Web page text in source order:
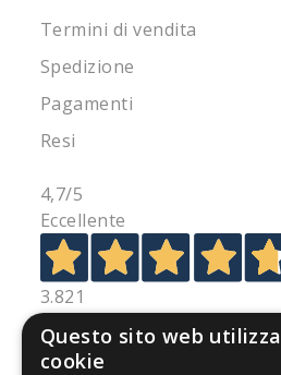
Termini di vendita
Spedizione
Pagamenti
Resi
4,7/5
Eccellente
3.821
Recensioni
Questo sito web utilizza
cookie